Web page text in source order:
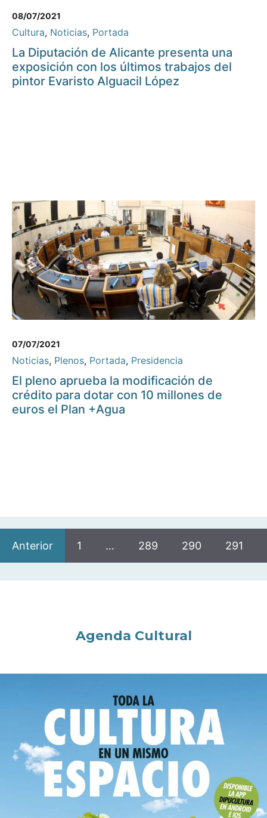
08/07/2021
Cultura, Noticias, Portada
La Diputación de Alicante presenta una
exposición con los últimos trabajos del
pintor Evaristo Alguacil López
07/07/2021
Noticias, Plenos, Portada, Presidencia
El pleno aprueba la modificación de
crédito para dotar con 10 millones de
euros el Plan +Agua
Anterior 1 … 289 290 291
Agenda Cultural